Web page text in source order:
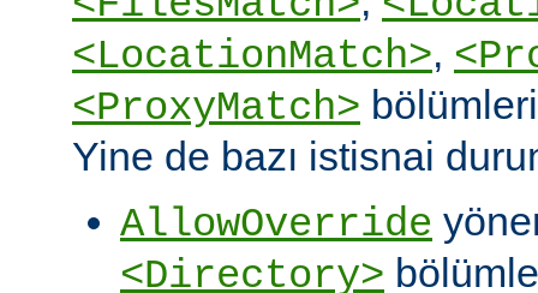
<LocationMatch>,
<ProxyMatch>
Yine de bazı istisnai
AllowOverride
<Directory>